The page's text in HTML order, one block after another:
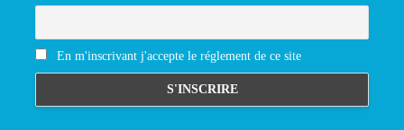
En m'inscrivant j'accepte le réglement de ce site